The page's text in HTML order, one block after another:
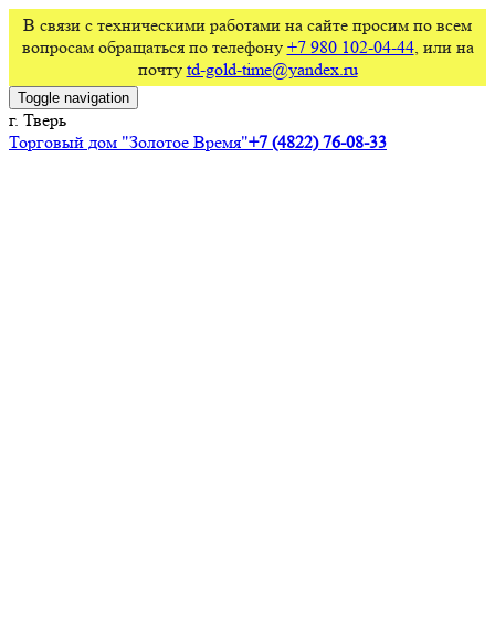
В связи с техническими работами на сайте просим по всем
вопросам обращаться по телефону +7 980 102-04-44, или на
почту td-gold-time@yandex.ru
Toggle navigation
г. Тверь
Торговый дом "Золотое Время"+7 (4822) 76-08-33